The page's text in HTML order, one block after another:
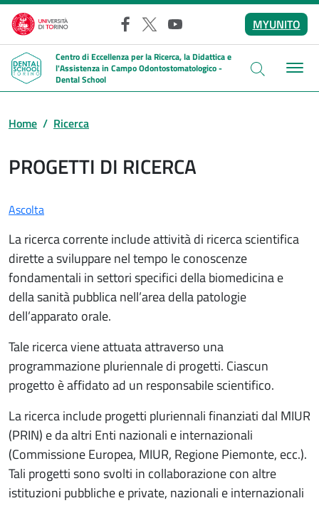
Salta al contenuto principale
Facebook
X YouTube
MYUNITO
Centro di Eccellenza per la Ricerca, la Didattica e
l'Assistenza in Campo Odontostomatologico -
Dental School
Home Ricerca
PROGETTI DI RICERCA
Ascolta
La ricerca corrente include attività di ricerca scientifica
dirette a sviluppare nel tempo le conoscenze
fondamentali in settori specifici della biomedicina e
della sanità pubblica nell’area della patologie
dell’apparato orale.
Tale ricerca viene attuata attraverso una
programmazione pluriennale di progetti. Ciascun
progetto è affidato ad un responsabile scientifico.
La ricerca include progetti pluriennali finanziati dal MIUR
(PRIN) e da altri Enti nazionali e internazionali
(Commissione Europea, MIUR, Regione Piemonte, ecc.).
Tali progetti sono svolti in collaborazione con altre
istituzioni pubbliche e private, nazionali e internazionali